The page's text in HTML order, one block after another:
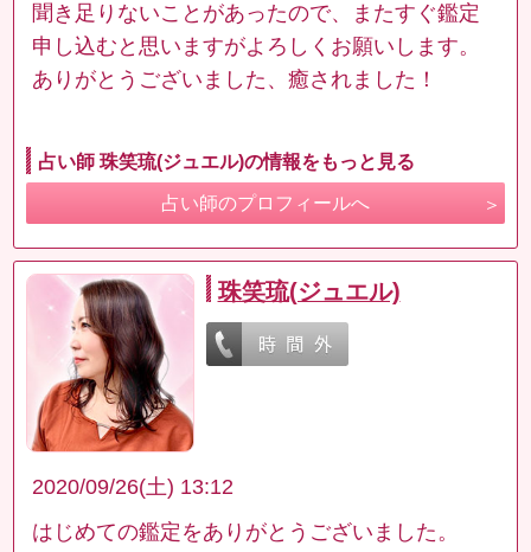
聞き足りないことがあったので、またすぐ鑑定
申し込むと思いますがよろしくお願いします。
ありがとうございました、癒されました！
占い師 珠笑琉(ジュエル)の情報をもっと見る
占い師のプロフィールへ
珠笑琉(ジュエル)
2020/09/26(土) 13:12
はじめての鑑定をありがとうございました。